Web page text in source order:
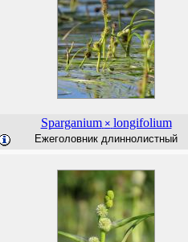
Sparganium × longifolium
Ежеголовник длиннолистный